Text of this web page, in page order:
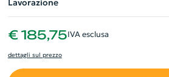
Lavorazione
€ 185,75IVA esclusa
dettagli sul prezzo